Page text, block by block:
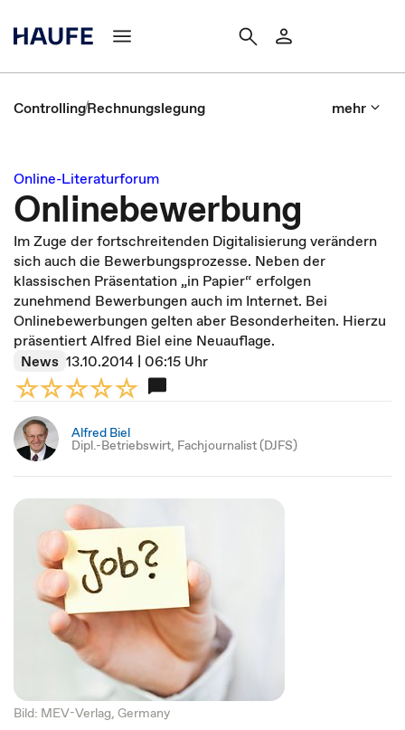
ControllingRechnungslegung mehr
Online-Literaturforum
Onlinebewerbung
Im Zuge der fortschreitenden Digitalisierung verändern
sich auch die Bewerbungsprozesse. Neben der
klassischen Präsentation „in Papier“ erfolgen
zunehmend Bewerbungen auch im Internet. Bei
Onlinebewerbungen gelten aber Besonderheiten. Hierzu
präsentiert Alfred Biel eine Neuauflage.
News 13.10.2014 | 06:15 Uhr
Alfred Biel
Dipl.-Betriebswirt, Fachjournalist (DJFS)
Bild: MEV-Verlag, Germany